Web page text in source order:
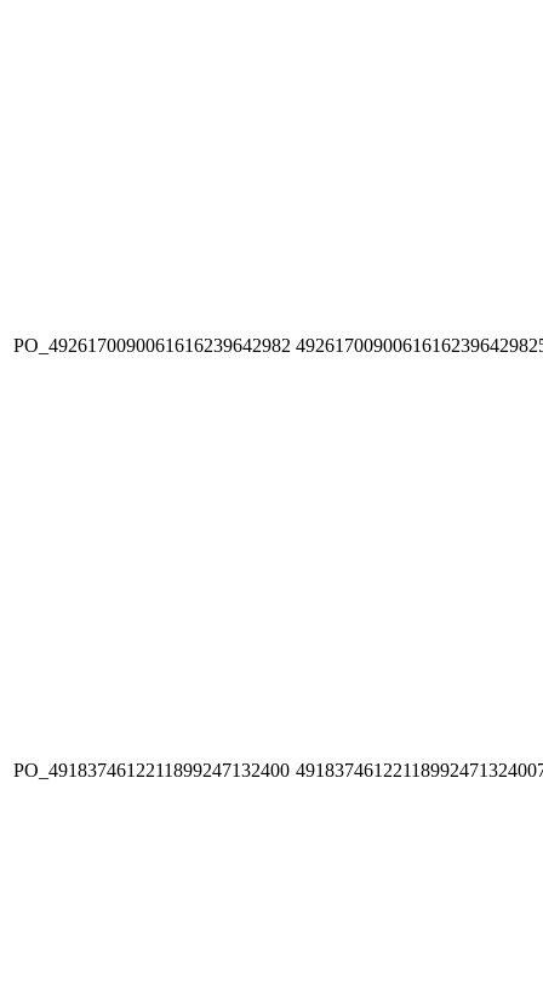
PO_4926170090061616239642982
PO_4918374612211899247132400